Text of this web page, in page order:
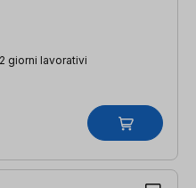
giorni lavorativi